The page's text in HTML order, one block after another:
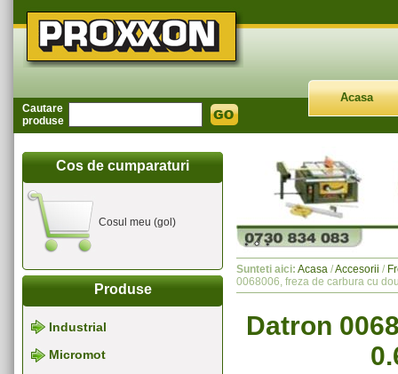
Cautare
produse
Acasa
Cos de cumparaturi
Cosul meu (gol)
Produse
Industrial
Micromot
Sunteti aici: Acasa /Accesorii /
0068006, freza de carbura cu
Datron